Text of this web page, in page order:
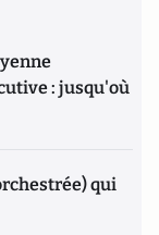
: jusqu'où
qui